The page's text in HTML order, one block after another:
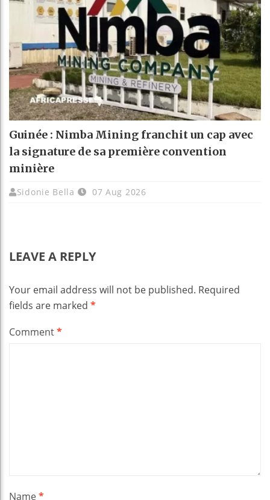
Guinée : Nimba Mining franchit un cap avec
la signature de sa première convention
minière
Sidonie Bella 07 Aug 2026
LEAVE A REPLY
Your email address will not be published. Required
fields are marked *
Comment*
Name*